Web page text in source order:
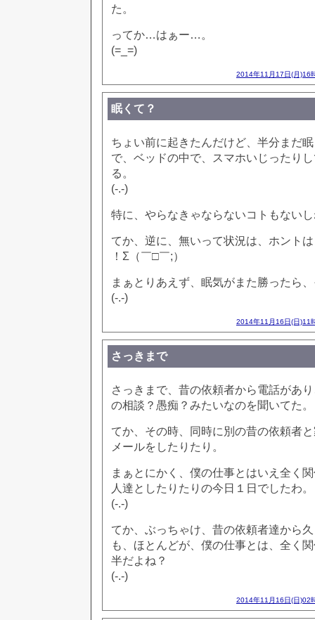
た。
ってか…はぁー…。
(=_=)
2014年11月17日(月)16
眠くて？
ちょい前に起きたんだけど、半分まだ
で、ベッドの中で、スマホいじったり
る。
(-.-)
特に、やらなきゃならないコトもない
てか、逆に、無いって状況は、ホント
！Σ（￣□￣;）
まぁとりあえず、眠気がまた勝ったら
(-.-)
2014年11月16日(日)11
さっきまで
さっきまで、昔の依頼者から電話があ
の相談？愚痴？みたいなのを聞いてた。
てか、その時、同時に別の昔の依頼者
メールをしたりたり。
まぁとにかく、僕の仕事とはいえ全く
人達としたりたりの今日１日でしたわ。
(-.-)
てか、ぶっちゃけ、昔の依頼者達から
も、ほとんどが、僕の仕事とは、全く
半だよね？
(-.-)
2014年11月16日(日)02